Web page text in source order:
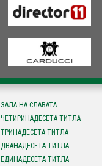
ЗАЛА НА СЛАВАТА
ЧЕТИРИНАДЕСЕТА ТИТЛА
ТРИНАДЕСЕТА ТИТЛА
ДВАНАДЕСЕТА ТИТЛА
ЕДИНАДЕСЕТА ТИТЛА